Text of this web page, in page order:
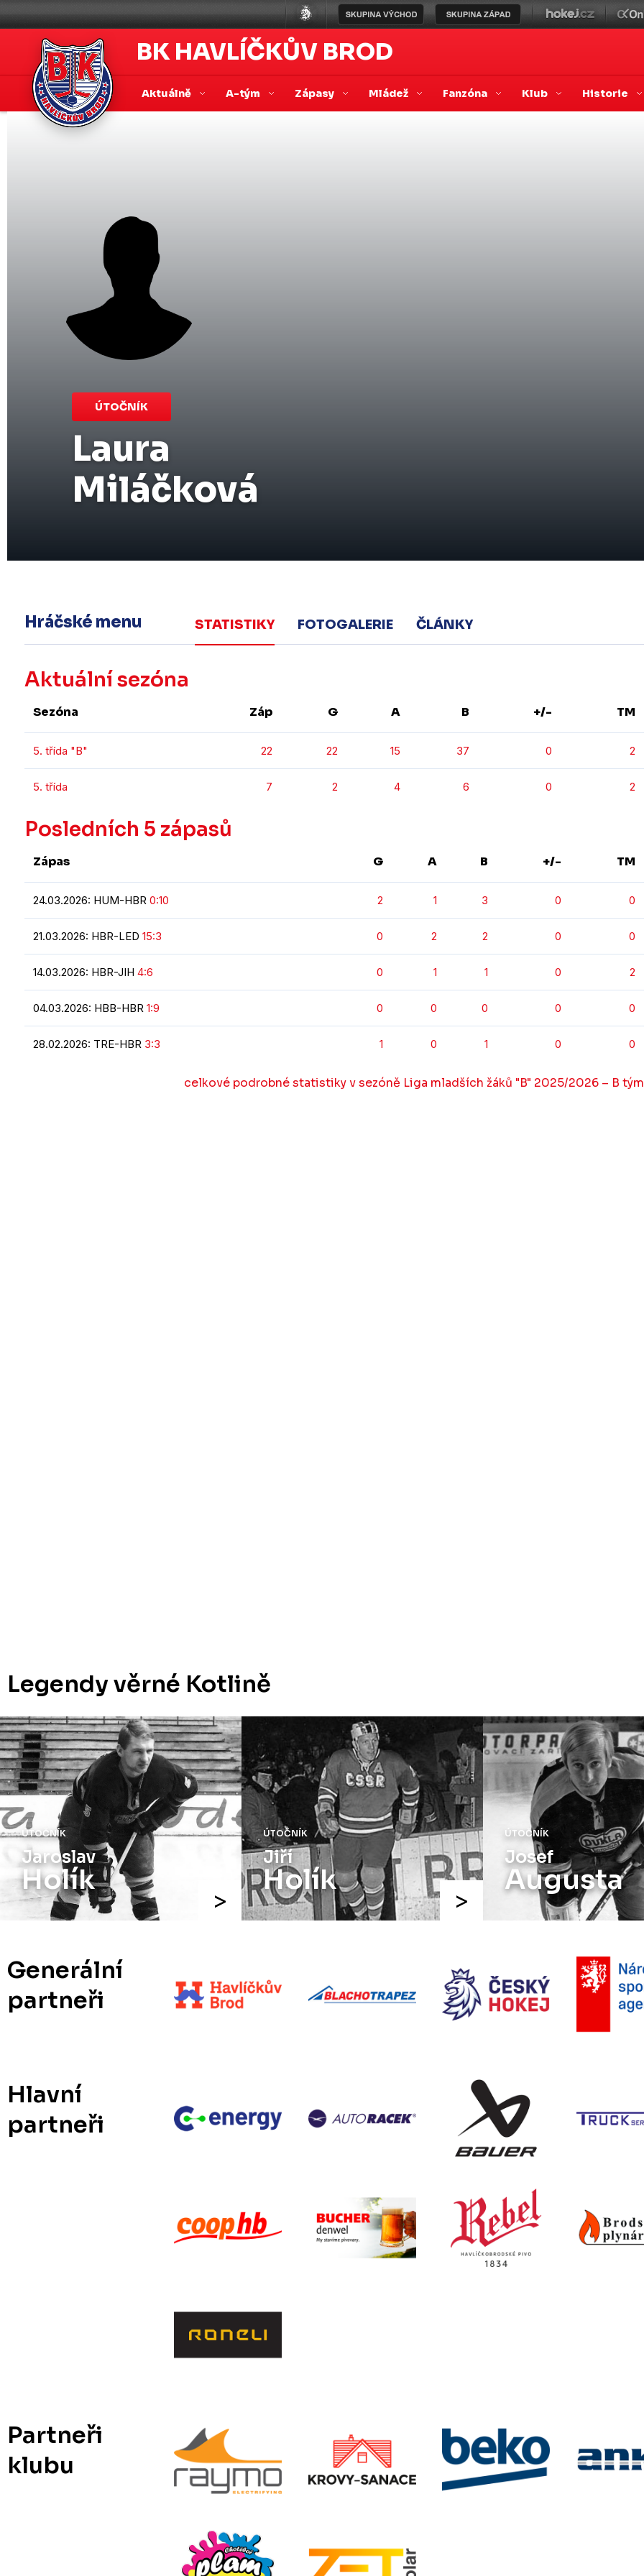
BK HAVLÍČKŮV BROD
Aktuálně A-tým Zápasy Mládež Fanzóna Klub Historie
ÚTOČNÍK
Laura
Miláčková
Hráčské menu STATISTIKY FOTOGALERIE ČLÁNKY
Aktuální sezóna
Sezóna Záp G A B +/- TM
5. třída "B" 22 22 15 37 0 2
5. třída 7 2 4 6 0 2
Posledních 5 zápasů
Zápas G A B +/- TM
24.03.2026: HUM-HBR 0:10 2 1 3 0 0
21.03.2026: HBR-LED 15:3 0 2 2 0 0
14.03.2026: HBR-JIH 4:6 0 1 1 0 2
04.03.2026: HBB-HBR 1:9 0 0 0 0 0
28.02.2026: TRE-HBR 3:3 1 0 1 0 0
celkové podrobné statistiky v sezóně Liga mladších žáků "B" 2025/2026 – B tým
Legendy věrné Kotlině
ÚTOČNÍK
Jaroslav
Holík
ÚTOČNÍK
Jiří
Holík
ÚTOČNÍK
Josef
Augusta
Generální
partneři
Hlavní
partneři
Partneři
klubu